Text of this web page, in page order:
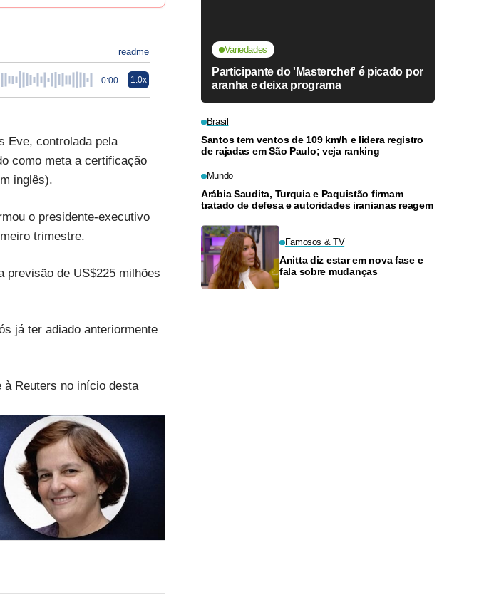
readme
0:00 1.0x
Eve, controlada pela
como meta a certificação
inglês).
o presidente-executivo
trimestre.
previsão de US$225 milhões
já ter adiado anteriormente
à Reuters no início desta
Variedades
Participante do 'Masterchef' é picado por
aranha e deixa programa
Brasil
Santos tem ventos de 109 km/h e lidera registro
de rajadas em São Paulo; veja ranking
Mundo
Arábia Saudita, Turquia e Paquistão firmam
tratado de defesa e autoridades iranianas reagem
Famosos & TV
Anitta diz estar em nova fase e
fala sobre mudanças